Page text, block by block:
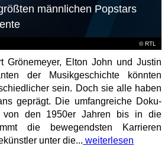
©RTL
männlichen Popstars
Grönemeyer, Elton John und Justin
der Musikgeschichte könnten
sein. Doch sie alle haben
geprägt. Die umfangreiche Doku-
von den 1950er Jahren bis in die
die bewegendsten Karrieren
unter die... weiterlesen